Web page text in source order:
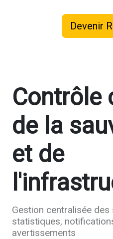
Devenir
Contrôle
de la
et de
Gestion centralisée
statistiques,
avertissements